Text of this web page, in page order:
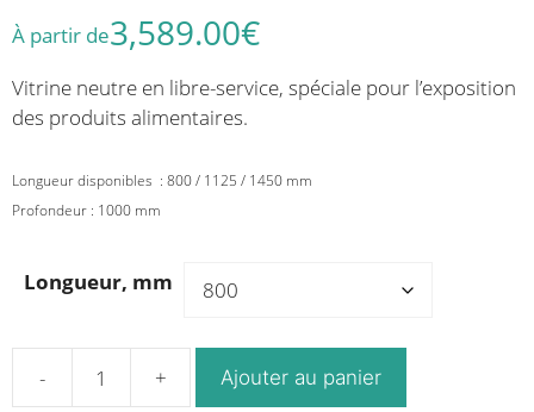
À partir de3,589.00€
Vitrine neutre en libre-service, spéciale pour l’exposition
des produits alimentaires.
Longueur disponibles : 800 / 1125 / 1450 mm
Profondeur : 1000 mm
Longueur, mm
quantité
Ajouter au panier